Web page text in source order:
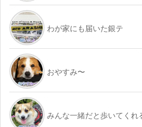
わが家にも届いた銀テ
おやすみ〜
みんな一緒だと歩いてくれ